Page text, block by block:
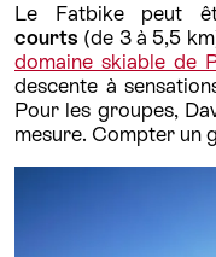
Le Fatbike peut
courts (de 3 à 5,5
domaine skiable de
descente à
Pour les groupes,
mesure. Compter un